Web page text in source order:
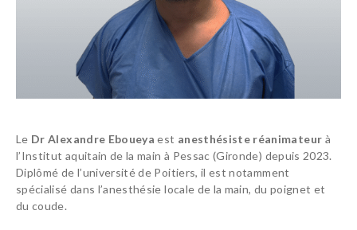
PATHOLOGIES
EQUIPE
URGENCES MAIN
Le Dr Alexandre Eboueya est anesthésiste réanimateur à
l’Institut aquitain de la main à Pessac (Gironde) depuis 2023.
Diplômé de l’université de Poitiers, il est notamment
spécialisé dans l’anesthésie locale de la main, du poignet et
du coude.